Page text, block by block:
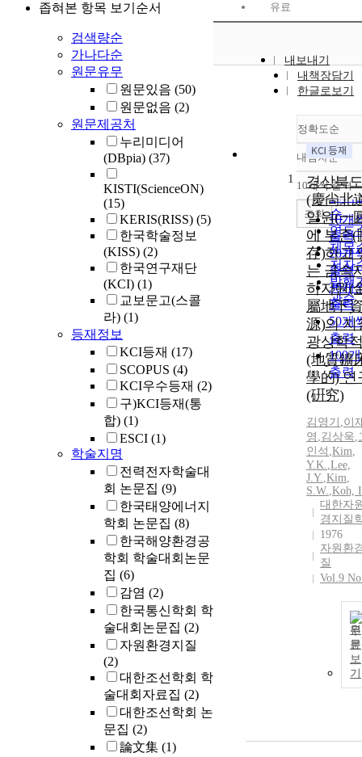
좁혀본 항목 보기순서
검색량순
가나다순
원문유무
원문있음 (50)
원문없음 (2)
원문제공처
누리미디어
(DBpia) (37)
KISTI(ScienceON)
(15)
KERIS(RISS) (5)
한국학술정보
(KISS) (2)
한국연구재단
(KCI) (1)
교보문고(스콜
라) (1)
등재정보
KCI등재 (17)
SCOPUS (4)
KCI우수등재 (2)
구)KCI등재(통
합) (1)
ESCI (1)
학술지명
전력전자학술대
회 논문집 (9)
한국태양에너지
학회 논문집 (8)
한국해양환경공
학회 학술대회논문
집 (6)
감염 (2)
한국통신학회 학
술대회논문집 (2)
자원환경지질
(2)
대한조선학회 학
술대회자료집 (2)
대한조선학회 논
문집 (2)
論文集 (1)
유료
내보내기
내책장담기
한글로보기
정확도순
정확
순
인기
순
연도
제목
저자
발행
관순
내림차순
내림
10개씩 출력
10개
출력
20개
출력
30개
출력
50개
출력
100
출력
조회
1
경상북도
(慶尙北
일원(一
에 부존(
存)하고
는 금속
하자원(
屬地下資
源)의 지
광상학적
(地質鑛
學的) 연
(硏究)
김영기 ,이
영 ,김상욱,
인석 ,Kim,
Y.K.,Lee,
J.Y.,Kim,
S.W.,Koh,
대한자
경지질
1976
자원환
질
Vol.9
원
문
보
기